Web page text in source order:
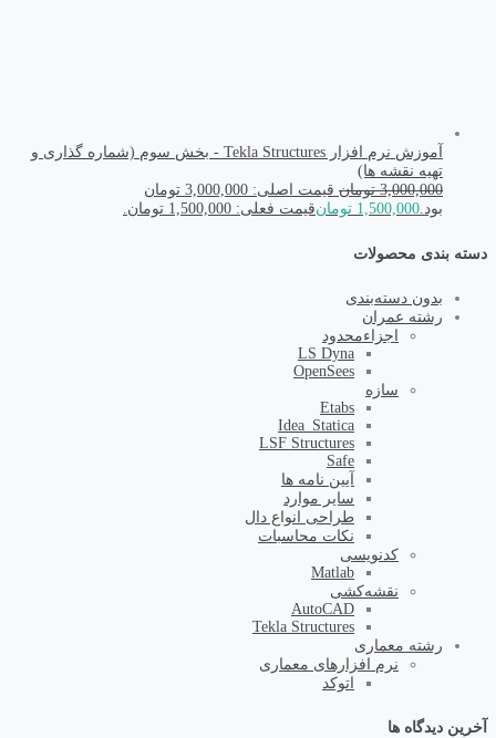
آموزش نرم افزار Tekla Structures - بخش سوم (شماره گذاری و
تهیه نقشه ها)
3,000,000 تومان
قیمت اصلی: 3,000,000 تومان
بود.1,500,000 تومانقیمت فعلی: 1,500,000 تومان.
دسته بندی محصولات
بدون دسته‌بندی
رشته عمران
اجزاء‌محدود
LS Dyna
OpenSees
سازه
Etabs
Idea_Statica
LSF Structures
Safe
آیین نامه ها
سایر موارد
طراحی انواع دال
نکات محاسبات
کد‌نویسی
Matlab
نقشه‌کشی
AutoCAD
Tekla Structures
رشته معماری
نرم افزارهای معماری
اتوکد
آخرین دیدگاه ها